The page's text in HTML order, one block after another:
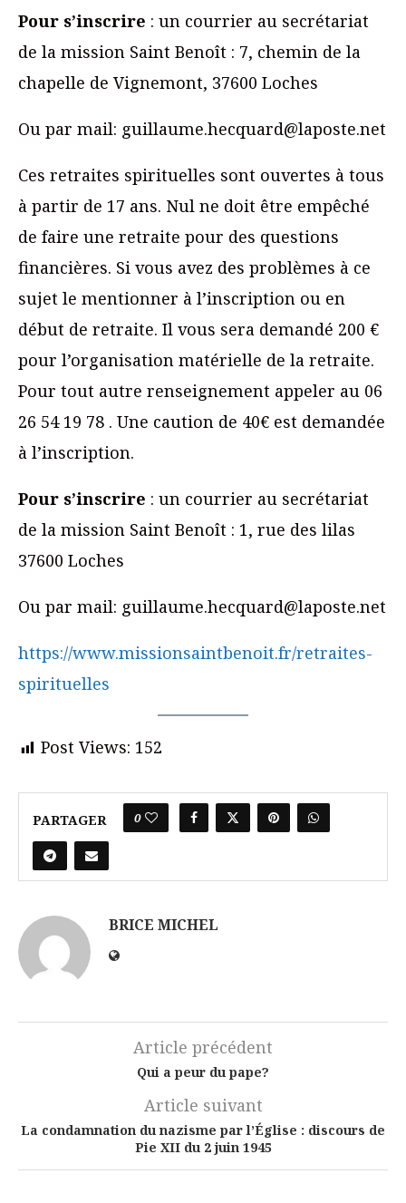
Pour s’inscrire : un courrier au secrétariat
de la mission Saint Benoît : 7, chemin de la
chapelle de Vignemont, 37600 Loches
Ou par mail: guillaume.hecquard@laposte.net
Ces retraites spirituelles sont ouvertes à tous
à partir de 17 ans. Nul ne doit être empêché
de faire une retraite pour des questions
financières. Si vous avez des problèmes à ce
sujet le mentionner à l’inscription ou en
début de retraite. Il vous sera demandé 200 €
pour l’organisation matérielle de la retraite.
Pour tout autre renseignement appeler au 06
26 54 19 78 . Une caution de 40€ est demandée
à l’inscription.
Pour s’inscrire : un courrier au secrétariat
de la mission Saint Benoît : 1, rue des lilas
37600 Loches
Ou par mail: guillaume.hecquard@laposte.net
https://www.missionsaintbenoit.fr/retraites-
spirituelles
Post Views: 152
PARTAGER 0
BRICE MICHEL
Article précédent
Qui a peur du pape?
Article suivant
La condamnation du nazisme par l’Église : discours de
Pie XII du 2 juin 1945